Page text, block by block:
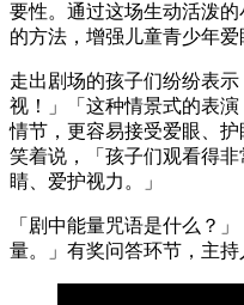
要性。通过这场生动活泼
的方法，增强儿童青少年爱
走出剧场的孩子们纷纷表
视！」「这种情景式的表
情节，更容易接受爱眼、
笑着说，「孩子们观看得
睛、爱护视力。」
「剧中能量咒语是什么？
量。」有奖问答环节，主持